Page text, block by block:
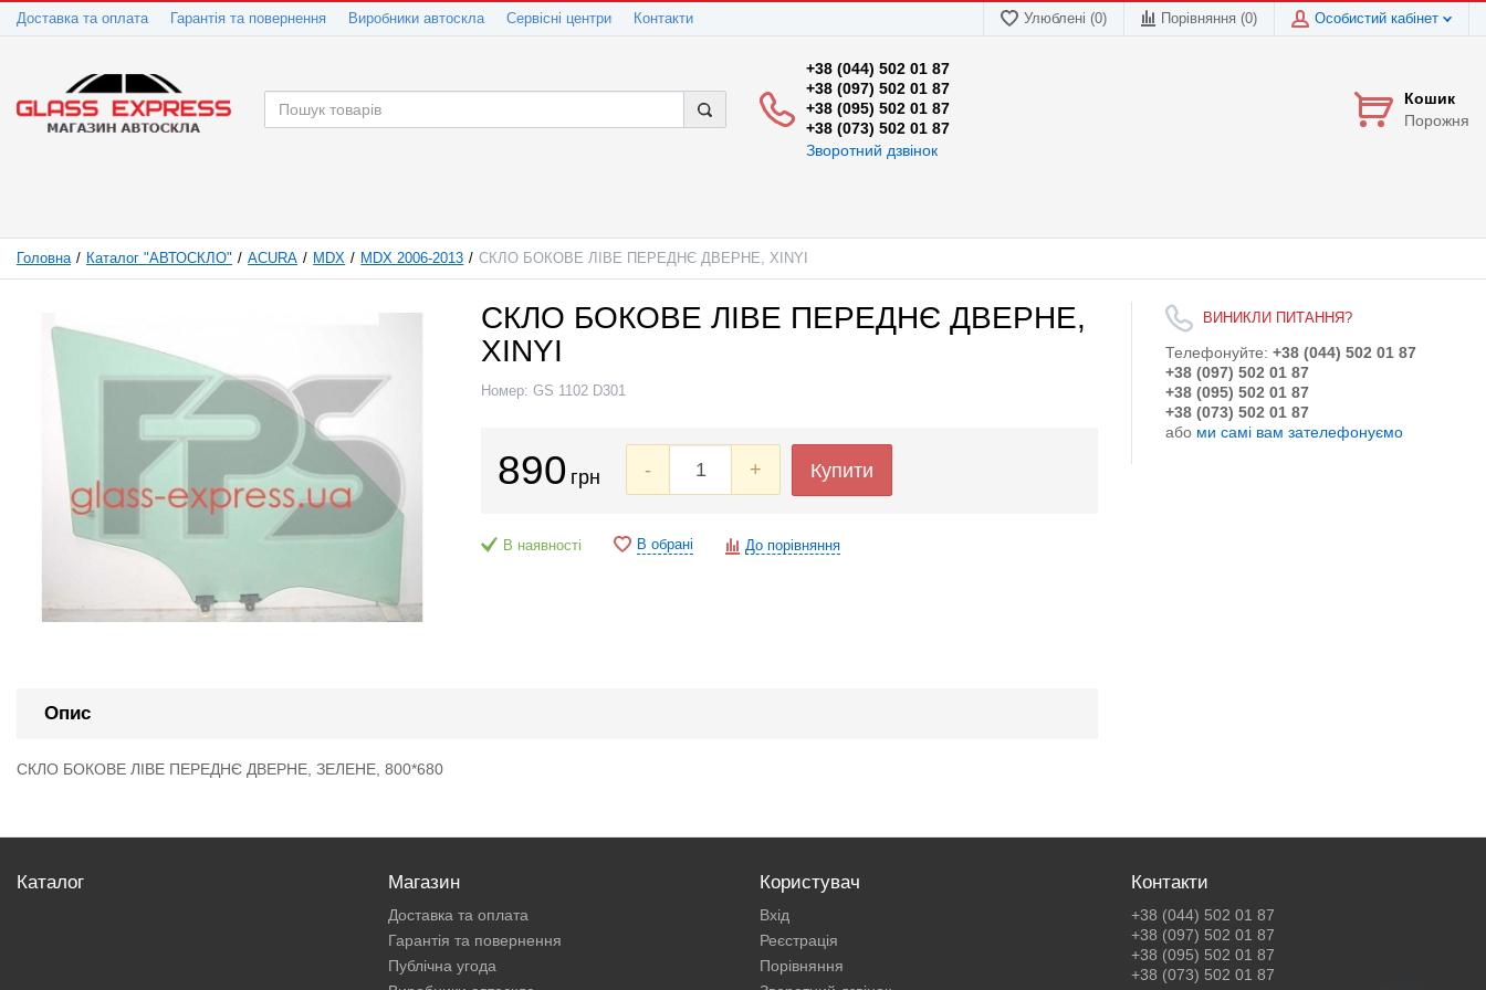
Доставка та оплата Гарантія та повернення Виробники автоскла Сервісні центри Контакти Улюблені (0) Порівняння (0) Особистий кабінет
+38 (044) 502 01 87
+38 (097) 502 01 87
+38 (095) 502 01 87
+38 (073) 502 01 87
Зворотний дзвінок
Кошик
Порожня
Головна Каталог "АВТОСКЛО" ACURA MDX MDX 2006-2013 СКЛО БОКОВЕ ЛІВЕ ПЕРЕДНЄ ДВЕРНЕ, XINYI
СКЛО БОКОВЕ ЛІВЕ ПЕРЕДНЄ ДВЕРНЕ,
XINYI
Номер: GS 1102 D301
890 грн - + Купити
В наявності В обрані До порівняння
Опис
СКЛО БОКОВЕ ЛІВЕ ПЕРЕДНЄ ДВЕРНЕ, ЗЕЛЕНЕ, 800*680
ВИНИКЛИ ПИТАННЯ?
Телефонуйте: +38 (044) 502 01 87
+38 (097) 502 01 87
+38 (095) 502 01 87
+38 (073) 502 01 87
або ми самі вам зателефонуємо
Каталог Магазин
Доставка та оплата
Гарантія та повернення
Публічна угода
Користувач
Вхід
Реєстрація
Порівняння
Контакти
+38 (044) 502 01 87
+38 (097) 502 01 87
+38 (095) 502 01 87
+38 (073) 502 01 87